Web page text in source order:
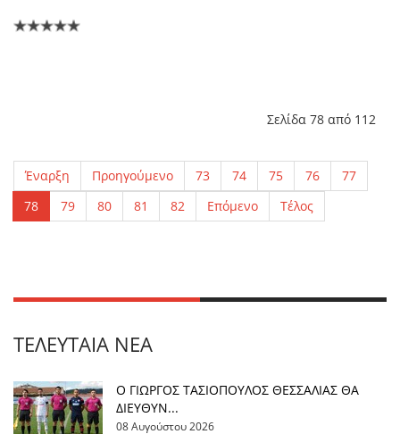
Σελίδα 78 από 112
Έναρξη Προηγούμενο 73 74 75 76
77
78
79 80 81 82 Επόμενο Τέλος
ΤΕΛΕΥΤΑΊΑ ΝΈΑ
Ο ΓΙΩΡΓΟΣ ΤΑΣΙΟΠΟΥΛΟΣ ΘΕΣΣΑΛΙΑΣ ΘΑ
ΔΙΕΥΘΥΝ...
08 Αυγούστου 2026